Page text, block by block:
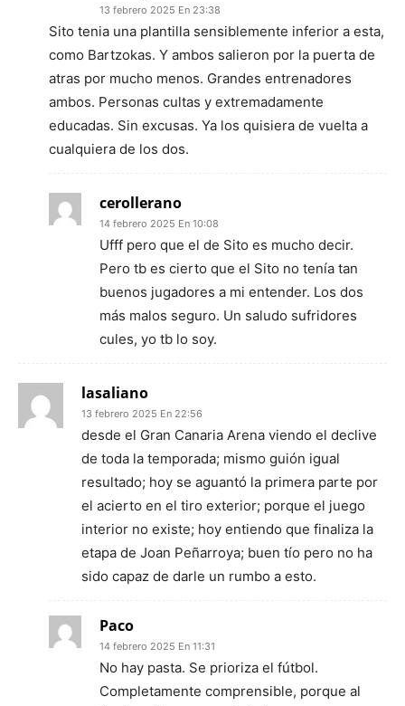
13 febrero 2025 En 23:38
Sito tenia una plantilla sensiblemente inferior a esta,
como Bartzokas. Y ambos salieron por la puerta de
atras por mucho menos. Grandes entrenadores
ambos. Personas cultas y extremadamente
educadas. Sin excusas. Ya los quisiera de vuelta a
cualquiera de los dos.
cerollerano
14 febrero 2025 En 10:08
Ufff pero que el de Sito es mucho decir.
Pero tb es cierto que el Sito no tenía tan
buenos jugadores a mi entender. Los dos
más malos seguro. Un saludo sufridores
cules, yo tb lo soy.
lasaliano
13 febrero 2025 En 22:56
desde el Gran Canaria Arena viendo el declive
de toda la temporada; mismo guión igual
resultado; hoy se aguantó la primera parte por
el acierto en el tiro exterior; porque el juego
interior no existe; hoy entiendo que finaliza la
etapa de Joan Peñarroya; buen tío pero no ha
sido capaz de darle un rumbo a esto.
Paco
14 febrero 2025 En 11:31
No hay pasta. Se prioriza el fútbol.
Completamente comprensible, porque al